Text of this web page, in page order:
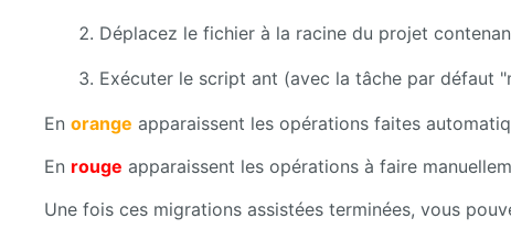
Déplacez le fichier à la racine du projet
Exécuter le script ant (avec la tâche par défaut
En orange apparaissent les opérations faites
En rouge apparaissent les opérations à faire
Une fois ces migrations assistées terminées, vous